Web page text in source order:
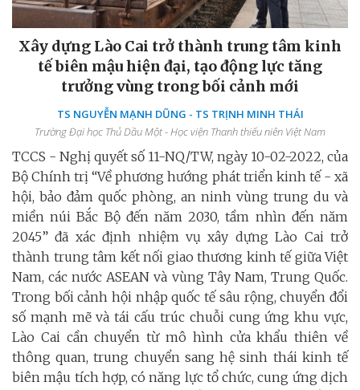
Xây dựng Lào Cai trở thành trung tâm kinh
tế biên mậu hiện đại, tạo động lực tăng
trưởng vùng trong bối cảnh mới
TS NGUYỄN MẠNH DŨNG - TS TRỊNH MINH THÁI
Trường Đại học Thủ Dầu Một - Học viện Thanh thiếu niên Việt Nam
TCCS - Nghị quyết số 11-NQ/TW, ngày 10-02-2022, của
Bộ Chính trị “Về phương hướng phát triển kinh tế - xã
hội, bảo đảm quốc phòng, an ninh vùng trung du và
miền núi Bắc Bộ đến năm 2030, tầm nhìn đến năm
2045” đã xác định nhiệm vụ xây dựng Lào Cai trở
thành trung tâm kết nối giao thương kinh tế giữa Việt
Nam, các nước ASEAN và vùng Tây Nam, Trung Quốc.
Trong bối cảnh hội nhập quốc tế sâu rộng, chuyển đổi
số mạnh mẽ và tái cấu trúc chuỗi cung ứng khu vực,
Lào Cai cần chuyển từ mô hình cửa khẩu thiên về
thông quan, trung chuyển sang hệ sinh thái kinh tế
biên mậu tích hợp, có năng lực tổ chức, cung ứng dịch